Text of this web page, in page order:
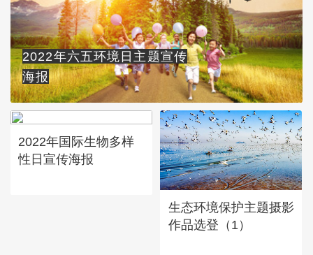
2022年六五环境日主题宣传
海报
2022年国际生物多样
性日宣传海报
生态环境保护主题摄影
作品选登（1）